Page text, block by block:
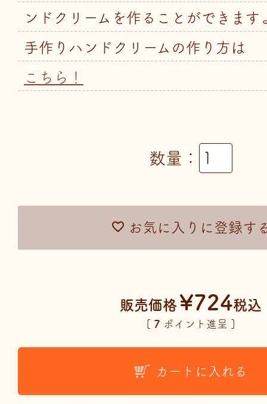
ンドクリームを作ることができま
手作りハンドクリームの作り方は
こちら！
お気に入りに登録す
カートに入れる
販売価格 ¥724税込
[ 7 ポイント進呈 ]